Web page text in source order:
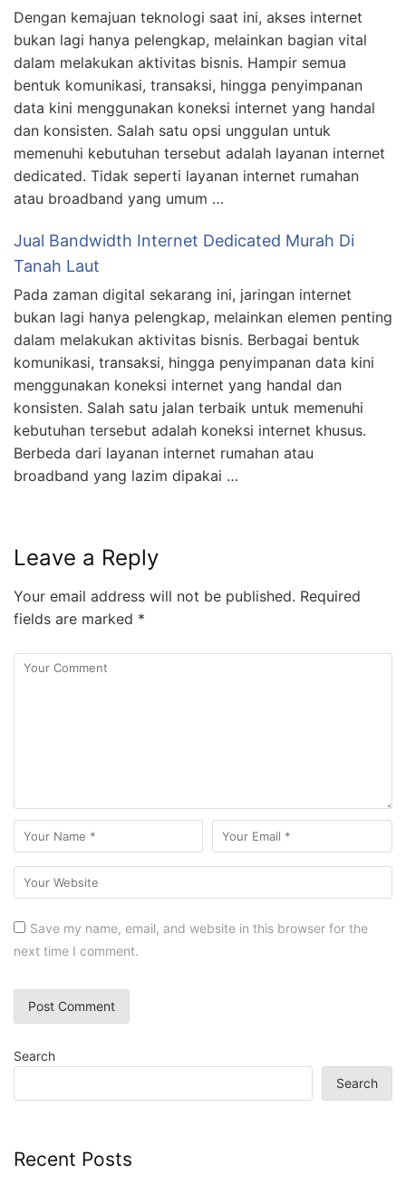
Dengan kemajuan teknologi saat ini, akses internet
bukan lagi hanya pelengkap, melainkan bagian vital
dalam melakukan aktivitas bisnis. Hampir semua
bentuk komunikasi, transaksi, hingga penyimpanan
data kini menggunakan koneksi internet yang handal
dan konsisten. Salah satu opsi unggulan untuk
memenuhi kebutuhan tersebut adalah layanan internet
dedicated. Tidak seperti layanan internet rumahan
atau broadband yang umum …
Jual Bandwidth Internet Dedicated Murah Di
Tanah Laut
Pada zaman digital sekarang ini, jaringan internet
bukan lagi hanya pelengkap, melainkan elemen penting
dalam melakukan aktivitas bisnis. Berbagai bentuk
komunikasi, transaksi, hingga penyimpanan data kini
menggunakan koneksi internet yang handal dan
konsisten. Salah satu jalan terbaik untuk memenuhi
kebutuhan tersebut adalah koneksi internet khusus.
Berbeda dari layanan internet rumahan atau
broadband yang lazim dipakai …
Leave a Reply
Your email address will not be published. Required
fields are marked *
Save my name, email, and website in this browser for the
next time I comment.
Search
Search
Recent Posts